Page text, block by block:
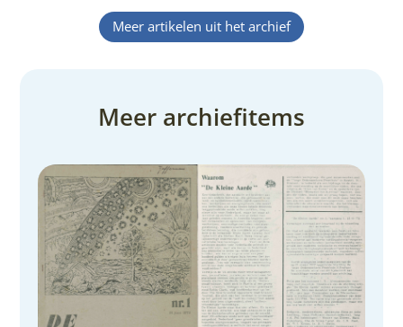
Meer artikelen uit het archief
Meer archiefitems